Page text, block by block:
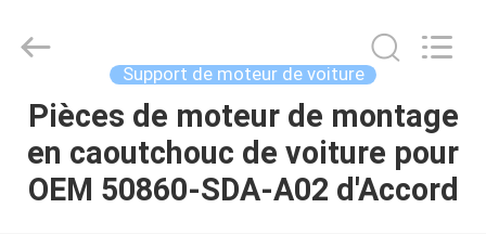
ACCUEIL
PRODUITS
SPARE
PARTS
Reserved.
Support de moteur de voiture
Pièces de moteur de montage
en caoutchouc de voiture pour
OEM 50860-SDA-A02 d'Accord